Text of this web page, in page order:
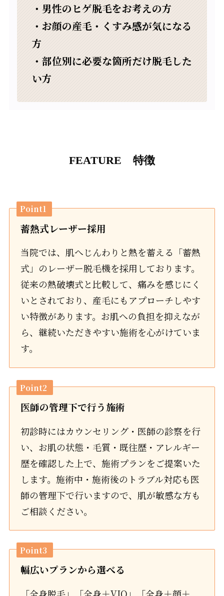
・男性のヒゲ脱毛をお考えの方
・お顔の産毛・くすみ感が気になる
方
・部位別に必要な箇所だけ脱毛した
い方
FEATURE 特徴
Point1
蓄熱式レーザー採用
当院では、肌へじんわりと熱を蓄える「蓄熱
式」のレーザー脱毛機を採用しております。
従来の熱破壊式と比較して、痛みを感じにく
いとされており、産毛にもアプローチしやす
い特徴があります。お肌への負担を抑えなが
ら、継続いただきやすい施術を心がけていま
す。
Point2
医師の管理下で行う施術
初診時にはカウンセリング・医師の診察を行
い、お肌の状態・毛質・既往歴・アレルギー
歴を確認した上で、施術プランをご提案いた
します。施術中・施術後のトラブル対応も医
師の管理下で行いますので、肌が敏感な方も
ご相談ください。
Point3
幅広いプランから選べる